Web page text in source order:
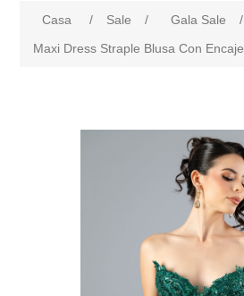
Casa / Sale / Gala Sale
/
Maxi Dress Straple Blusa Con Encaje